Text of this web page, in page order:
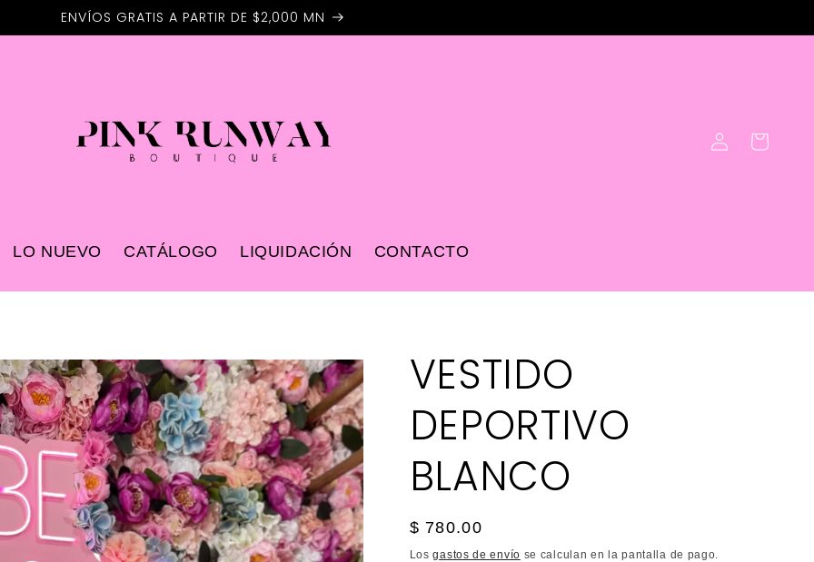
ENVÍOS GRATIS A PARTIR DE $2,000 MN
LO NUEVO CATÁLOGO LIQUIDACIÓN CONTACTO
Iniciar
sesión
Carrito
VESTIDO
DEPORTIVO
BLANCO
Precio
habitual
$ 780.00
Losgastos de envío se calculan en la pantalla de pago.